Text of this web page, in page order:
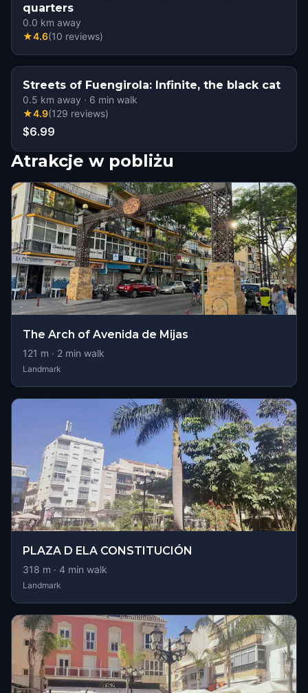
quarters
0.0 km away
★4.6(10 reviews)
Streets of Fuengirola: Infinite, the black cat
0.5 km away · 6 min walk
★4.9(129 reviews)
$6.99
Atrakcje w pobliżu
The Arch of Avenida de Mijas
121 m · 2 min walk
Landmark
PLAZA D ELA CONSTITUCIÓN
318 m · 4 min walk
Landmark